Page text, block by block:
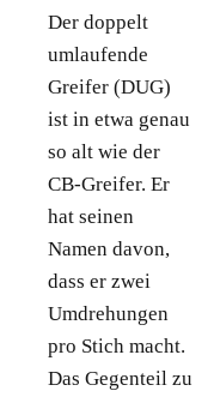
Der doppelt
umlaufende
Greifer (DUG)
ist in etwa genau
so alt wie der
CB-Greifer. Er
hat seinen
Namen davon,
dass er zwei
Umdrehungen
pro Stich macht.
Das Gegenteil zu